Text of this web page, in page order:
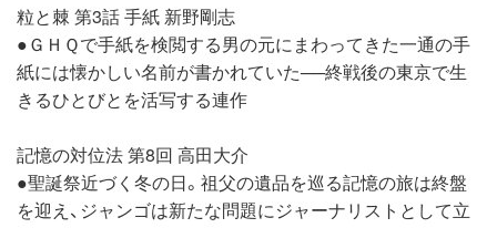
粒と棘 第3話 手紙 新野剛志
●ＧＨＱで手紙を検閲する男の元にまわってきた一通の手
紙には懐かしい名前が書かれていた──終戦後の東京で生
きるひとびとを活写する連作
記憶の対位法 第8回 高田大介
●聖誕祭近づく冬の日。祖父の遺品を巡る記憶の旅は終盤
を迎え、ジャンゴは新たな問題にジャーナリストとして立